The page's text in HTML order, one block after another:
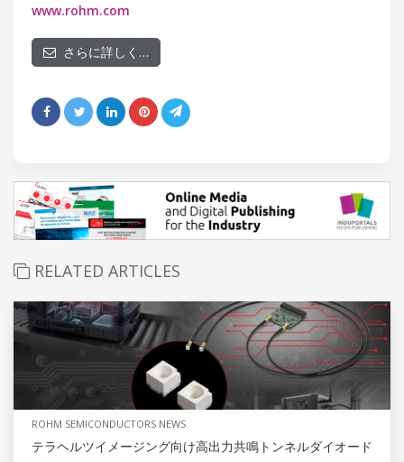
www.rohm.com
さらに詳しく…
RELATED ARTICLES
ROHM SEMICONDUCTORS NEWS
テラヘルツイメージング向け高出力共鳴トンネルダイオード